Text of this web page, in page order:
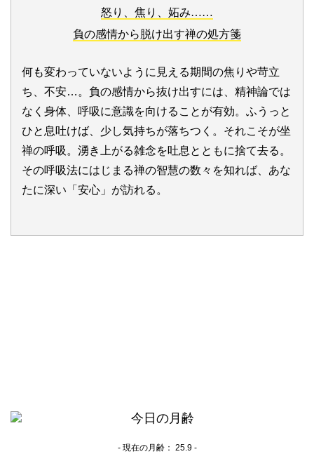
怒り、焦り、妬み……
負の感情から脱け出す禅の処方箋
何も変わっていないように見える期間の焦りや苛立
ち、不安…。負の感情から抜け出すには、精神論では
なく身体、呼吸に意識を向けることが有効。ふうっと
ひと息吐けば、少し気持ちが落ちつく。それこそが坐
禅の呼吸。湧き上がる雑念を吐息とともに捨て去る。
その呼吸法にはじまる禅の智慧の数々を知れば、あな
たに深い「安心」が訪れる。
- 現在の月齢： 25.9 -